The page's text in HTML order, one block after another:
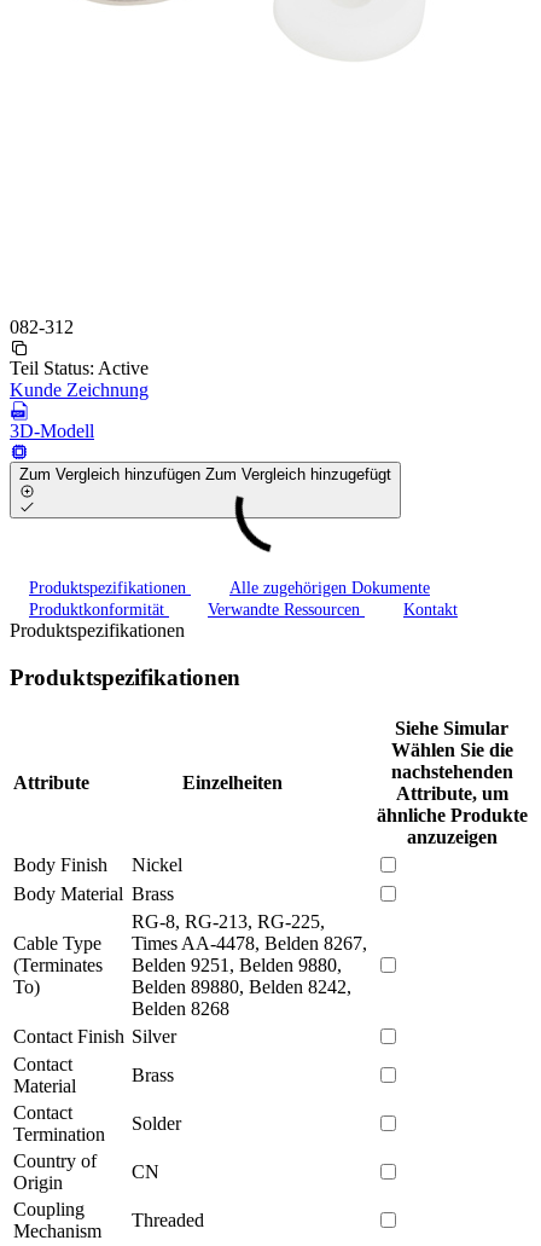
082-312
Teil Status: Active
Kunde Zeichnung
3D-Modell
Zum Vergleich hinzufügen Zum Vergleich hinzugefügt
Produktspezifikationen
Alle zugehörigen Dokumente
Produktkonformität
Verwandte Ressourcen Kontakt
Produktspezifikationen
Produktspezifikationen
Attribute Einzelheiten
Siehe Simular
Wählen Sie die
nachstehenden
Attribute, um
ähnliche Produkte
anzuzeigen
Body Finish
Nickel
Body Material Brass
Cable Type
(Terminates
To)
RG-8, RG-213, RG-225,
Times AA-4478, Belden 8267,
Belden 9251, Belden 9880,
Belden 89880, Belden 8242,
Belden 8268
Contact Finish Silver
Contact
Material
Brass
Contact
Termination
Solder
Country of
Origin
CN
Coupling
Mechanism
Threaded